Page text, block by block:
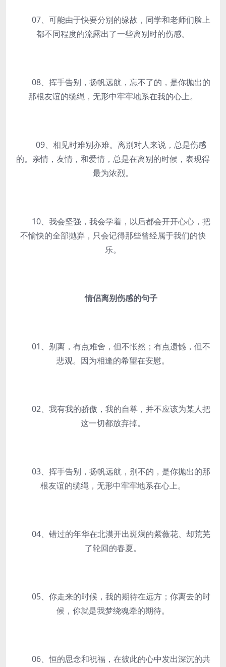
07、可能由于快要分别的缘故，同学和老师们脸上
都不同程度的流露出了一些离别时的伤感。
08、挥手告别，扬帆远航，忘不了的，是你抛出的
那根友谊的缆绳，无形中牢牢地系在我的心上。
09、相见时难别亦难。离别对人来说，总是伤感
的。亲情，友情，和爱情，总是在离别的时候，表现得
最为浓烈。
10、我会坚强，我会学着，以后都会开开心心，把
不愉快的全部抛弃，只会记得那些曾经属于我们的快
乐。
情侣离别伤感的句子
01、别离，有点难舍，但不怅然；有点遗憾，但不
悲观。因为相逢的希望在安慰。
02、我有我的骄傲，我的自尊，并不应该为某人把
这一切都放弃掉。
03、挥手告别，扬帆远航，别不的，是你抛出的那
根友谊的缆绳，无形中牢牢地系在心上。
04、错过的年华在北漠开出斑斓的紫薇花、却荒芜
了轮回的春夏。
05、你走来的时候，我的期待在远方；你离去的时
候，你就是我梦绕魂牵的期待。
06、恒的思念和祝福，在彼此的心中发出深沉的共